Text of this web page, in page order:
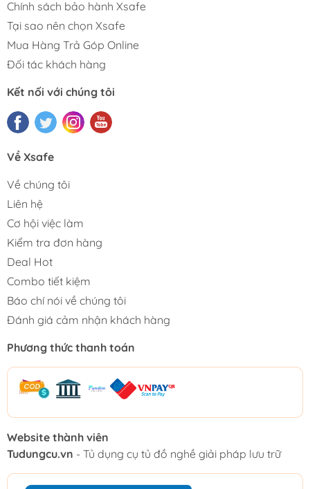
Chính sách bảo hành Xsafe
Tại sao nên chọn Xsafe
Mua Hàng Trả Góp Online
Đối tác khách hàng
Kết nối với chúng tôi
Về Xsafe
Về chúng tôi
Liên hệ
Cơ hội việc làm
Kiểm tra đơn hàng
Deal Hot
Combo tiết kiệm
Báo chí nói về chúng tôi
Đánh giá cảm nhận khách hàng
Phương thức thanh toán
Website thành viên
Tudungcu.vn - Tủ dụng cụ tủ đồ nghề giải pháp lưu trữ